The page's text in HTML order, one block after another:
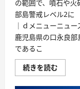
の範囲で、噴石や
部島警戒レベル2に
｜ｄメニューニュ
鹿児島県の口永良
であるこ
続きを読む